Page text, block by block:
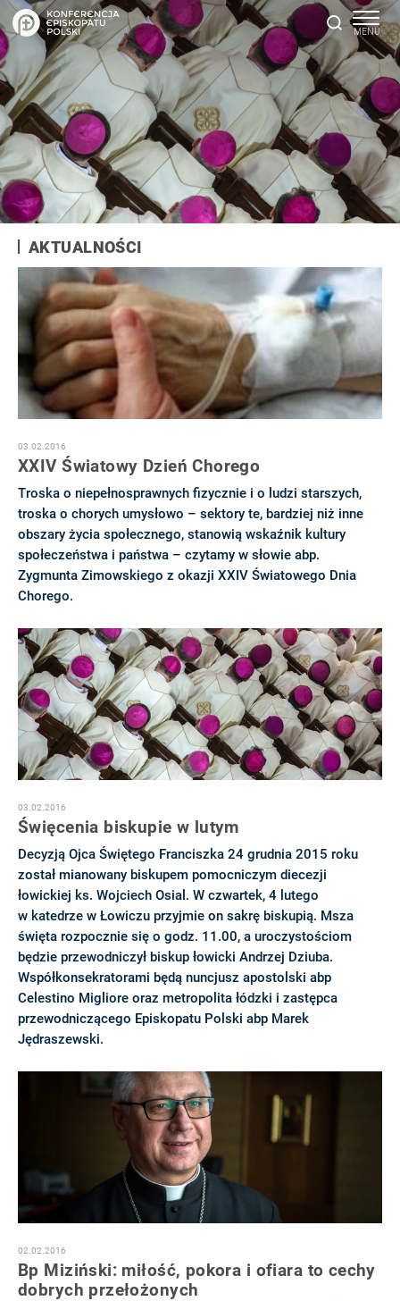
AKTUALNOŚCI
03.02.2016
XXIV Światowy Dzień Chorego
Troska o niepełnosprawnych fizycznie i o ludzi starszych,
troska o chorych umysłowo – sektory te, bardziej niż inne
obszary życia społecznego, stanowią wskaźnik kultury
społeczeństwa i państwa – czytamy w słowie abp.
Zygmunta Zimowskiego z okazji XXIV Światowego Dnia
Chorego.
03.02.2016
Święcenia biskupie w lutym
Decyzją Ojca Świętego Franciszka 24 grudnia 2015 roku
został mianowany biskupem pomocniczym diecezji
łowickiej ks. Wojciech Osial. W czwartek, 4 lutego
w katedrze w Łowiczu przyjmie on sakrę biskupią. Msza
święta rozpocznie się o godz. 11.00, a uroczystościom
będzie przewodniczył biskup łowicki Andrzej Dziuba.
Współkonsekratorami będą nuncjusz apostolski abp
Celestino Migliore oraz metropolita łódzki i zastępca
przewodniczącego Episkopatu Polski abp Marek
Jędraszewski.
02.02.2016
Bp Miziński: miłość, pokora i ofiara to cechy
dobrych przełożonych